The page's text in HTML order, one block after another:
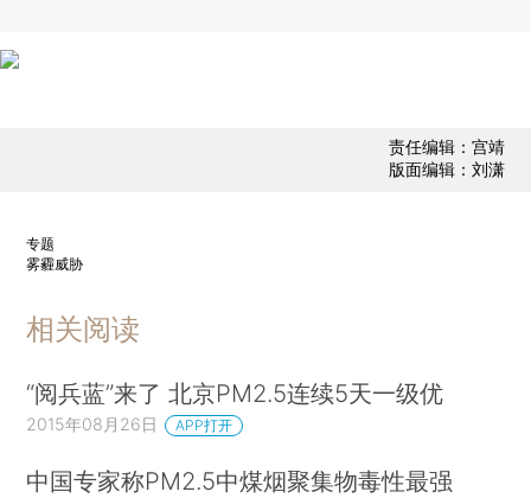
责任编辑：宫靖
版面编辑：刘潇
专题
雾霾威胁
相关阅读
“阅兵蓝”来了 北京PM2.5连续5天一级优
2015年08月26日 APP打开
中国专家称PM2.5中煤烟聚集物毒性最强